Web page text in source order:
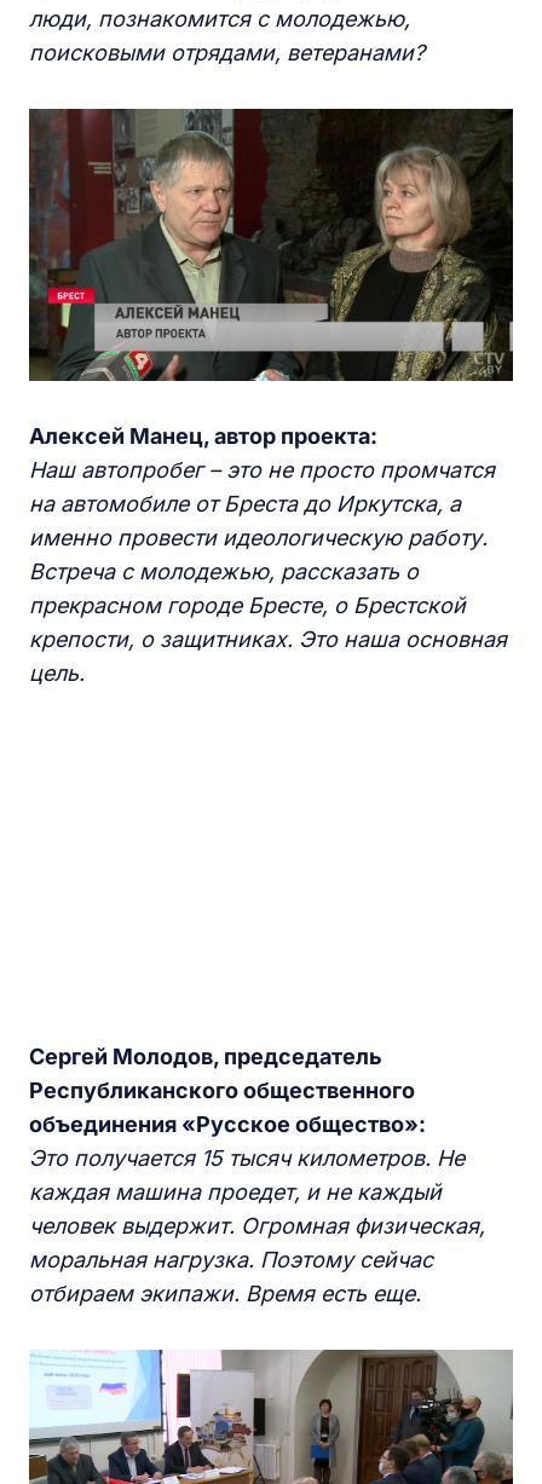
люди, познакомится с молодежью,
поисковыми отрядами, ветеранами?
Алексей Манец, автор проекта:
Наш автопробег–это не просто промчатся
на автомобиле от Бреста до Иркутска, а
именно провести идеологическую работу.
Встреча с молодежью, рассказать о
прекрасном городе Бресте, о Брестской
крепости, о защитниках. Это наша основная
цель.
Сергей Молодов, председатель
Республиканского общественного
объединения «Русское общество»:
Это получается 15 тысяч километров. Не
каждая машина проедет, и не каждый
человек выдержит. Огромная физическая,
моральная нагрузка. Поэтому сейчас
отбираем экипажи. Время есть еще.